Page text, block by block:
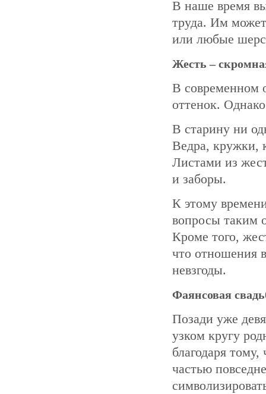
В наше время
труда. Им
или любые
Жесть –
В современном
оттенок.
В старину ни
Ведра, кружки,
Листами из
и заборы.
К этому
вопросы таким
Кроме того,
что отношения
невзгоды.
Фаянсовая
Позади уже
узком кругу
благодаря
частью